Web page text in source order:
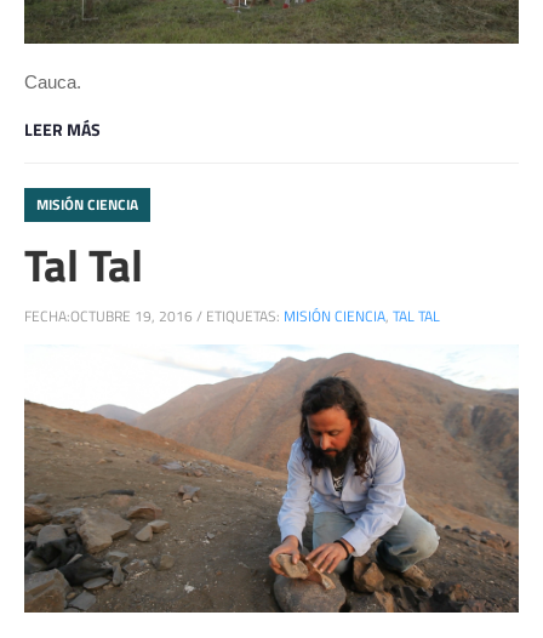
Cauca.
LEER MÁS
MISIÓN CIENCIA
Tal Tal
FECHA:OCTUBRE 19, 2016 / ETIQUETAS: MISIÓN CIENCIA, TAL TAL